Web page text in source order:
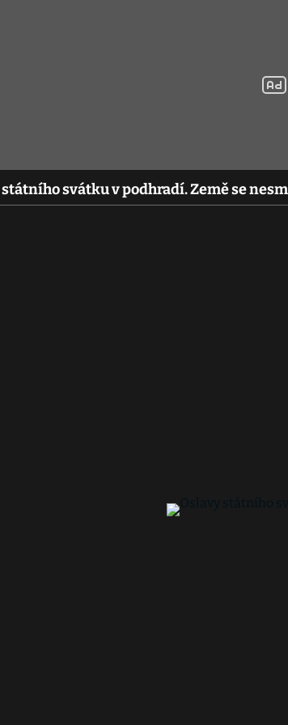
státního svátku v podhradí. Země se